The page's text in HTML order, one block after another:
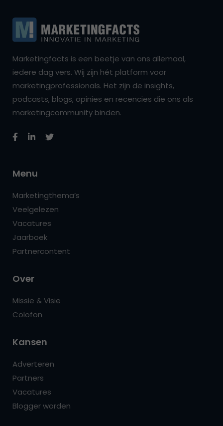
Marketingfacts is een beetje van ons allemaal,
iedere dag vers. Wij zijn hét platform voor
marketingprofessionals. Het zijn de insights,
podcasts, blogs, opinies en recencies die ons als
marketingcommunity binden.
Menu
Marketingthema’s
Veelgelezen
Vacatures
Jaarboek
Partnercontent
Over
Missie & Visie
Colofon
Kansen
Adverteren
Partners
Vacatures
Blogger worden